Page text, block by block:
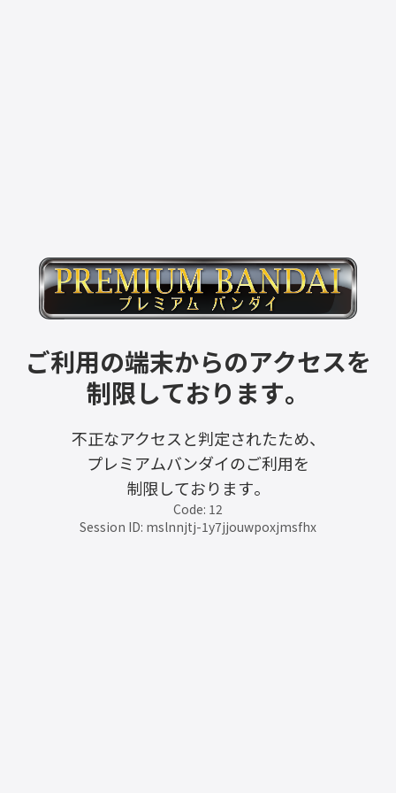
ご利用の端末からのアクセスを
制限しております。
不正なアクセスと判定されたため、
プレミアムバンダイのご利用を
制限しております。
Code: 12
Session ID: mslnnjtj-1y7jjouwpoxjmsfhx